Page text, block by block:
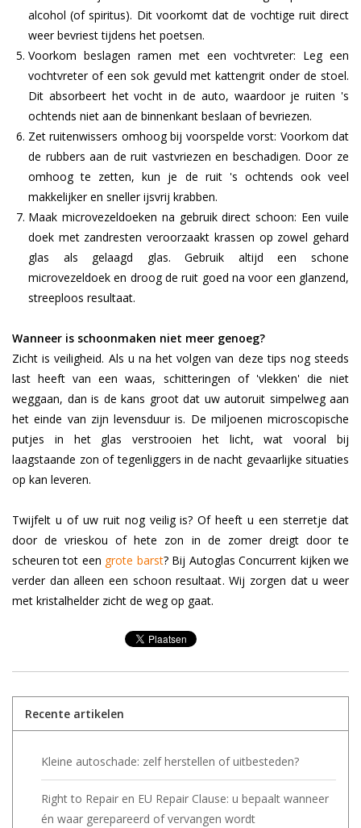
alcohol (of spiritus). Dit voorkomt dat de vochtige ruit direct
weer bevriest tijdens het poetsen.
Voorkom beslagen ramen met een vochtvreter: Leg een
vochtvreter of een sok gevuld met kattengrit onder de stoel.
Dit absorbeert het vocht in de auto, waardoor je ruiten 's
ochtends niet aan de binnenkant beslaan of bevriezen.
Zet ruitenwissers omhoog bij voorspelde vorst: Voorkom dat
de rubbers aan de ruit vastvriezen en beschadigen. Door ze
omhoog te zetten, kun je de ruit 's ochtends ook veel
makkelijker en sneller ijsvrij krabben.
Maak microvezeldoeken na gebruik direct schoon: Een vuile
doek met zandresten veroorzaakt krassen op zowel gehard
glas als gelaagd glas. Gebruik altijd een schone
microvezeldoek en droog de ruit goed na voor een glanzend,
streeploos resultaat.
Wanneer is schoonmaken niet meer genoeg?
Zicht is veiligheid. Als u na het volgen van deze tips nog steeds
last heeft van een waas, schitteringen of 'vlekken' die niet
weggaan, dan is de kans groot dat uw autoruit simpelweg aan
het einde van zijn levensduur is. De miljoenen microscopische
putjes in het glas verstrooien het licht, wat vooral bij
laagstaande zon of tegenliggers in de nacht gevaarlijke situaties
op kan leveren.
Twijfelt u of uw ruit nog veilig is? Of heeft u een sterretje dat
door de vrieskou of hete zon in de zomer dreigt door te
scheuren tot een grote barst? Bij Autoglas Concurrent kijken we
verder dan alleen een schoon resultaat. Wij zorgen dat u weer
met kristalhelder zicht de weg op gaat.
Recente artikelen
Kleine autoschade: zelf herstellen of uitbesteden?
Right to Repair en EU Repair Clause: u bepaalt wanneer
én waar gerepareerd of vervangen wordt